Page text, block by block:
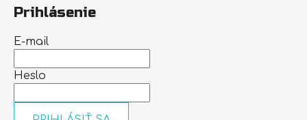
Prihlásenie
E-mail
Heslo